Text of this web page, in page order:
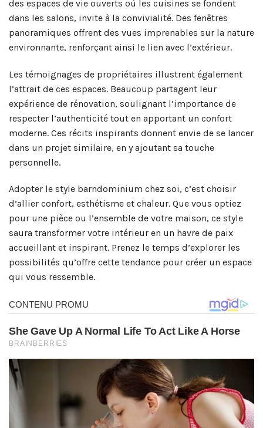
des espaces de vie ouverts où les cuisines se fondent
dans les salons, invite à la convivialité. Des fenêtres
panoramiques offrent des vues imprenables sur la nature
environnante, renforçant ainsi le lien avec l’extérieur.
Les témoignages de propriétaires illustrent également
l’attrait de ces espaces. Beaucoup partagent leur
expérience de rénovation, soulignant l’importance de
respecter l’authenticité tout en apportant un confort
moderne. Ces récits inspirants donnent envie de se lancer
dans un projet similaire, en y ajoutant sa touche
personnelle.
Adopter le style barndominium chez soi, c’est choisir
d’allier confort, esthétisme et chaleur. Que vous optiez
pour une pièce ou l’ensemble de votre maison, ce style
saura transformer votre intérieur en un havre de paix
accueillant et inspirant. Prenez le temps d’explorer les
possibilités qu’offre cette tendance pour créer un espace
qui vous ressemble.